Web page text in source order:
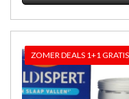
ZOMER DEALS 1+1 GRATIS